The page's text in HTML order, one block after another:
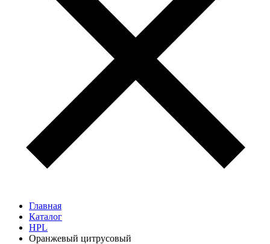
Главная
Каталог
HPL
Оранжевый цитрусовый